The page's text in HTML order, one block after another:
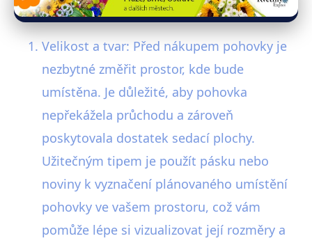
Velikost a tvar: Před nákupem pohovky je
nezbytné změřit prostor, kde bude
umístěna. Je důležité, aby pohovka
nepřekážela průchodu a zároveň
poskytovala dostatek sedací plochy.
Užitečným tipem je použít pásku nebo
noviny k vyznačení plánovaného umístění
pohovky ve vašem prostoru, což vám
pomůže lépe si vizualizovat její rozměry a